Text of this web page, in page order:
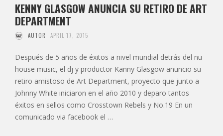
KENNY GLASGOW ANUNCIA SU RETIRO DE ART
DEPARTMENT
AUTOR APRIL 17, 2015
Después de 5 años de éxitos a nivel mundial detrás del nu
house music, el dj y productor Kanny Glasgow anuncio su
retiro amistoso de Art Department, proyecto que junto a
Johnny White iniciaron en el año 2010 y deparo tantos
éxitos en sellos como Crosstown Rebels y No.19 En un
comunicado via facebook el …